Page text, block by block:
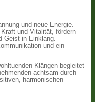
und neue Energie.
und Vitalität, fördern
Geist in Einklang.
und ein
Klängen begleitet
achtsam durch
harmonischen